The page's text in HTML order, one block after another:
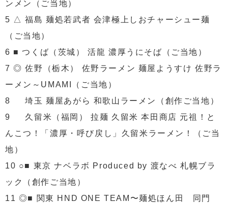
ンメン（ご当地）
5 △ 福島 麺処若武者 会津極上しおチャーシュー麺
（ご当地）
6 ■ つくば（茨城） 活龍 濃厚うにそば（ご当地）
7 ◎ 佐野（栃木） 佐野ラーメン 麺屋ようすけ 佐野ラ
ーメン～UMAMI（ご当地）
8 埼玉 麺屋あがら 和歌山ラーメン（創作ご当地）
9 久留米（福岡） 拉麺 久留米 本田商店 元祖！と
んこつ！「濃厚・呼び戻し」久留米ラーメン！（ご当
地）
10 ○■ 東京 ナベラボ Produced by 渡なべ 札幌ブラ
ック（創作ご当地）
11 ◎■ 関東 HND ONE TEAM〜麺処ほん田 同門